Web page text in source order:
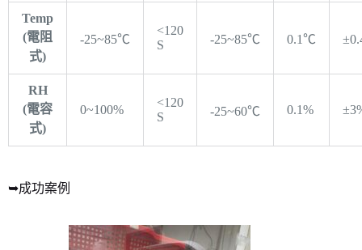
Temp
(電阻
式)
-25~85℃
<120
S
-25~85℃ 0.1℃
RH
(電容
式)
0~100%
<120
S
-25~60℃ 0.1%
➥成功案例